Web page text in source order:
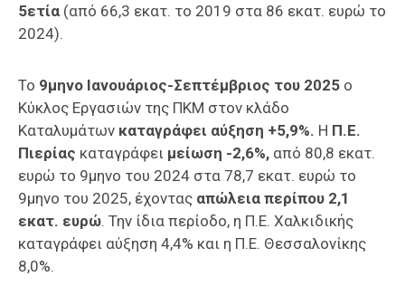
5ετία (από 66,3 εκατ. το 2019 στα 86 εκατ. ευρώ το
2024).
Το 9μηνο Ιανουάριος-Σεπτέμβριος του 2025 ο
Κύκλος Εργασιών της ΠΚΜ στον κλάδο
Καταλυμάτων καταγράφει αύξηση +5,9%. Η Π.Ε.
Πιερίας καταγράφει μείωση -2,6%, από 80,8 εκατ.
ευρώ το 9μηνο του 2024 στα 78,7 εκατ. ευρώ το
9μηνο του 2025, έχοντας απώλεια περίπου 2,1
εκατ. ευρώ. Την ίδια περίοδο, η Π.Ε. Χαλκιδικής
καταγράφει αύξηση 4,4% και η Π.Ε. Θεσσαλονίκης
8,0%.